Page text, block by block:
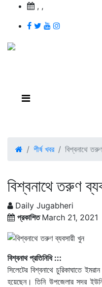
, ,
শীর্ষ খবর বিশ্বনাথে
বিশ্বনাথে তরুণ
Daily Jugabheri
প্রকাশিতMarch 21, 2021
বিশ্বনাথ প্রতিনিধি :::
সিলেটের বিশ্বনাথে চুরিকাঘাতে
হয়েছেন। তিনি উপজেলার সদর